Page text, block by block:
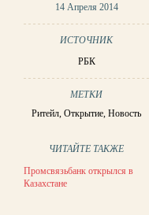
14 Апреля 2014
ИСТОЧНИК
РБК
МЕТКИ
Ритейл,Открытие,Новость
ЧИТАЙТЕ ТАКЖЕ
Промсвязьбанк открылся в
Казахстане